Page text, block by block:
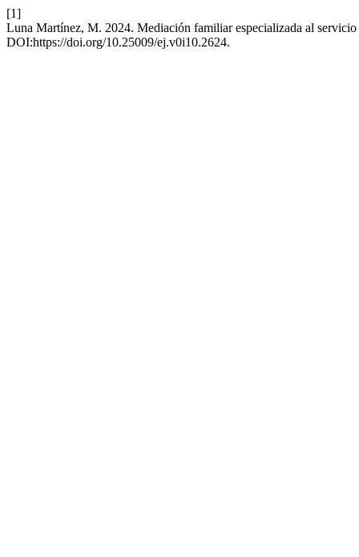
[1]
Luna Martínez, M. 2024. Mediación familiar especializada al
DOI:https://doi.org/10.25009/ej.v0i10.2624.